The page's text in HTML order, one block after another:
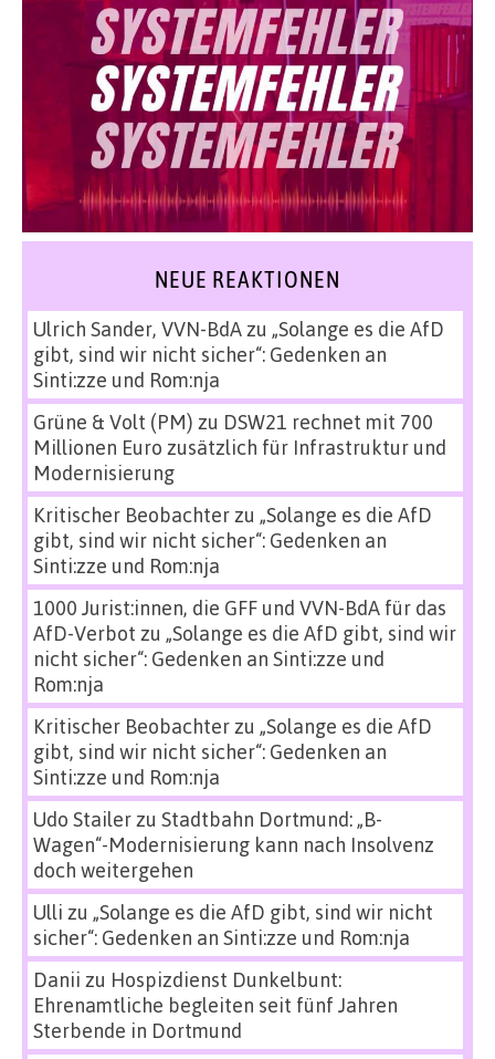
NEUE REAKTIONEN
Ulrich Sander, VVN-BdAzu „Solange es die AfD
gibt, sind wir nicht sicher“: Gedenken an
Sinti:zze und Rom:nja
Grüne & Volt (PM) zu DSW21 rechnet mit 700
Millionen Euro zusätzlich für Infrastruktur und
Modernisierung
Kritischer Beobachterzu „Solange es die AfD
gibt, sind wir nicht sicher“: Gedenken an
Sinti:zze und Rom:nja
1000 Jurist:innen, die GFF und VVN-BdA für das
AfD-Verbot zu „Solange es die AfD gibt, sind wir
nicht sicher“: Gedenken an Sinti:zze und
Rom:nja
Kritischer Beobachterzu „Solange es die AfD
gibt, sind wir nicht sicher“: Gedenken an
Sinti:zze und Rom:nja
Udo Stailerzu Stadtbahn Dortmund: „B-
Wagen“-Modernisierung kann nach Insolvenz
doch weitergehen
Ulli zu „Solange es die AfD gibt, sind wir nicht
sicher“: Gedenken an Sinti:zze und Rom:nja
Danii zu Hospizdienst Dunkelbunt:
Ehrenamtliche begleiten seit fünf Jahren
Sterbende in Dortmund